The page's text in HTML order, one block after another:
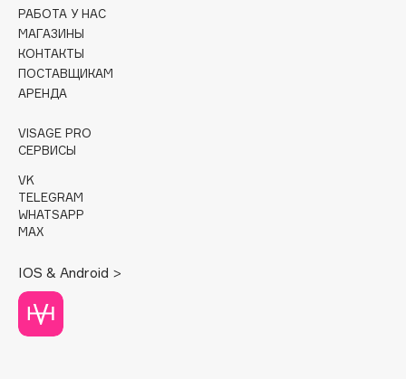
D
d'Alba
DARLING*
Davines
Deonica
Dior
Divage
Dolce & Gabbana
РАБОТА У НАС
МАГАЗИНЫ
КОНТАКТЫ
ПОСТАВЩИКАМ
АРЕНДА
VISAGE PRO
СЕРВИСЫ
VK
TELEGRAM
WHATSAPP
MAX
IOS & Android >